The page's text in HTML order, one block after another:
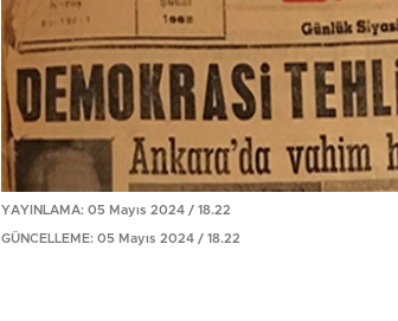
YAYINLAMA: 05 Mayıs 2024 / 18.22
GÜNCELLEME: 05 Mayıs 2024 / 18.22